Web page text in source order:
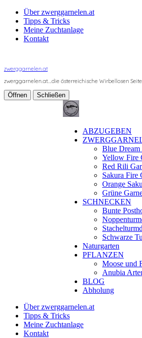
Über zwerggarnelen.at
Tipps & Tricks
Meine Zuchtanlage
Kontakt
zwerggarnelen.at
zwerggarnelen.at….die österreichische Wirbellosen Seite
Öffnen Schließen
ABZUGEBEN
Blue Dream
Yellow Fire
Red Rili
Sakura Fire
Orange
Grüne
SCHNECKEN
Bunte
Schwarze
Naturgarten
PFLANZEN
Moose und
Anubia
BLOG
Abholung
Über zwerggarnelen.at
Tipps & Tricks
Meine Zuchtanlage
Kontakt